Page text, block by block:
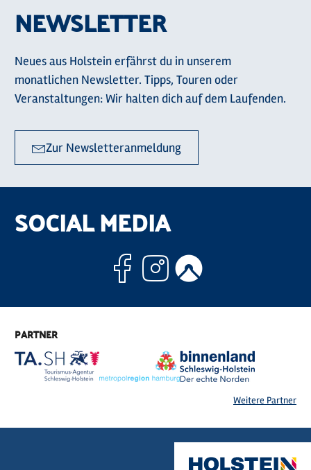
NEWSLETTER
Neues aus Holstein erfährst du in unserem
monatlichen Newsletter. Tipps, Touren oder
Veranstaltungen: Wir halten dich auf dem Laufenden.
Zur Newsletteranmeldung
SOCIAL MEDIA
Facebook
Instagram
PARTNER
Weitere Partner